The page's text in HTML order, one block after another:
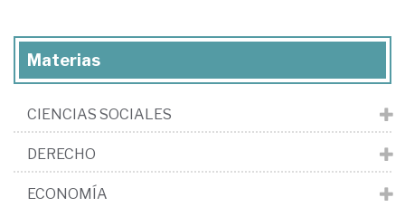
Materias
CIENCIAS SOCIALES
DERECHO
ECONOMÍA